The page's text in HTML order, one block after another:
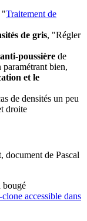
"Traitement de
de gris, "Régler
poussière de
bien,
et le
de densités un peu
droite
document de Pascal
bougé
accessible dans